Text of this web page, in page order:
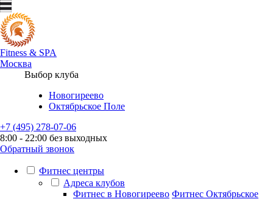
Fitness & SPA
Москва
Выбор клуба
Новогиреево
Октябрьское Поле
+7 (495) 278-07-06
8:00 - 22:00 без выходных
Обратный звонок
Фитнес центры
Адреса клубов
Фитнес в Новогиреево Фитнес Октябрьское